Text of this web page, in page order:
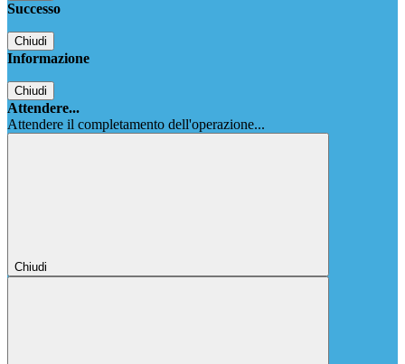
Successo
Chiudi
Informazione
Chiudi
Attendere...
Attendere il completamento dell'operazione...
Chiudi